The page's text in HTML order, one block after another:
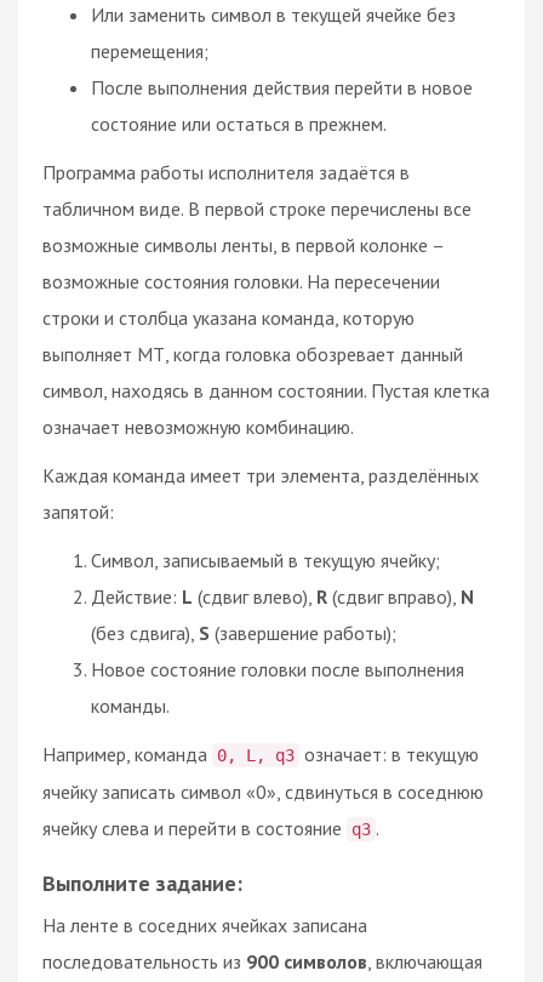
Или заменить символ в текущей ячейке без
перемещения;
После выполнения действия перейти в новое
состояние или остаться в прежнем.
Программа работы исполнителя задаётся в
табличном виде. В первой строке перечислены все
возможные символы ленты, в первой колонке –
возможные состояния головки. На пересечении
строки и столбца указана команда, которую
выполняет МТ, когда головка обозревает данный
символ, находясь в данном состоянии. Пустая клетка
означает невозможную комбинацию.
Каждая команда имеет три элемента, разделённых
запятой:
Символ, записываемый в текущую ячейку;
Действие: L (сдвиг влево), R (сдвиг вправо), N
(без сдвига), S (завершение работы);
Новое состояние головки после выполнения
команды.
Например, команда
0, L, q3 означает: в текущую
ячейку записать символ «0», сдвинуться в соседнюю
ячейку слева и перейти в состояние
q3 .
Выполните задание:
На ленте в соседних ячейках записана
последовательность из 900 символов , включающая